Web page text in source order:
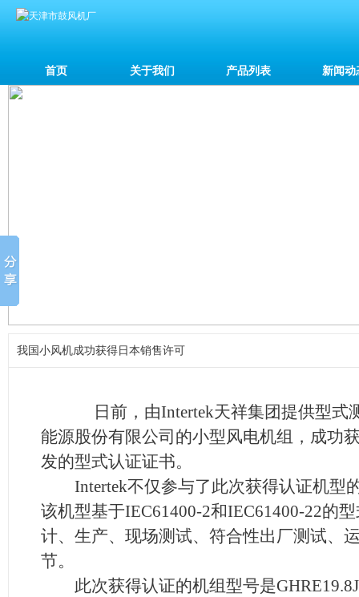
首页 关于我们 产品列表 新闻动
我国小风机成功获得日本销售许可
日前，由Intertek天祥集团提供型式
能源股份有限公司的小型风电机组，成功
发的型式认证证书。
Intertek不仅参与了此次获得认证机型
该机型基于IEC61400-2和IEC61400-22的
计、生产、现场测试、符合性出厂测试、
节。
此次获得认证的机组型号是